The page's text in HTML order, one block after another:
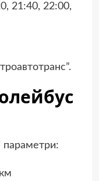
21:40, 22:00,
параметри: